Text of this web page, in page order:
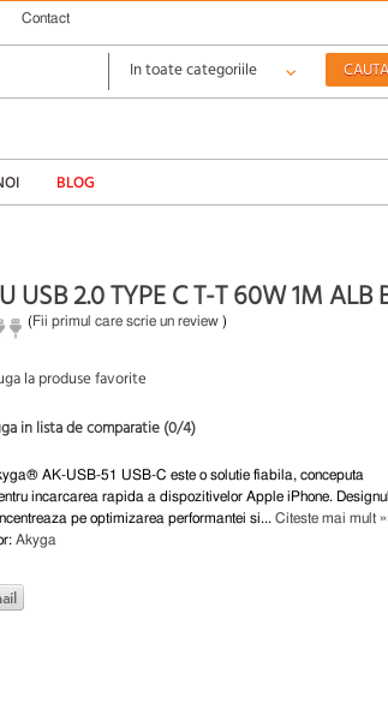
Contact
BLOG
USB 2.0 TYPE C T-T 60W 1M
(Fii primul care scrie un review )
la produse favorite
in lista de comparatie (0/4)
AK-USB-51 USB-C este o solutie fiabila, conceputa
incarcarea rapida a dispozitivelor Apple iPhone. Designul
pe optimizarea performantei si... Citeste mai mult
Akyga